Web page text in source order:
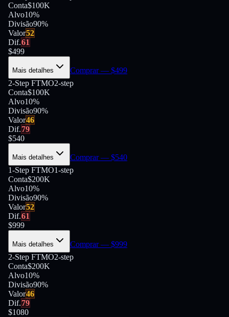
Conta$100K
Alvo10%
Divisão90%
Valor52
Dif.61
$499
Mais detalhes Comprar— $499
2-Step FTMO2-step
Conta$100K
Alvo10%
Divisão90%
Valor46
Dif.79
$540
Mais detalhes Comprar— $540
1-Step FTMO1-step
Conta$200K
Alvo10%
Divisão90%
Valor52
Dif.61
$999
Mais detalhes Comprar— $999
2-Step FTMO2-step
Conta$200K
Alvo10%
Divisão90%
Valor46
Dif.79
$1080